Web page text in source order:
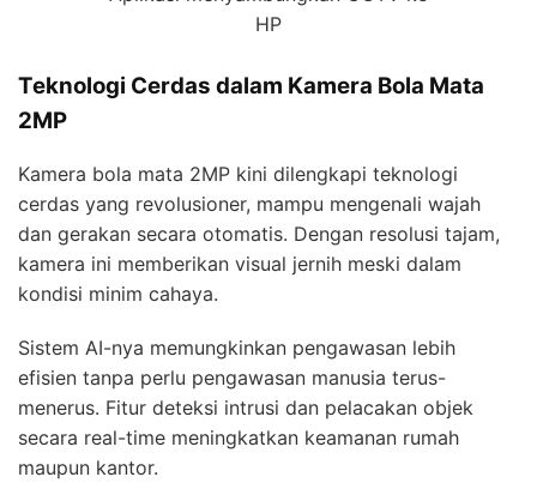
HP
Teknologi Cerdas dalam Kamera Bola Mata
2MP
Kamera bola mata 2MP kini dilengkapi teknologi
cerdas yang revolusioner, mampu mengenali wajah
dan gerakan secara otomatis. Dengan resolusi tajam,
kamera ini memberikan visual jernih meski dalam
kondisi minim cahaya.
Sistem AI-nya memungkinkan pengawasan lebih
efisien tanpa perlu pengawasan manusia terus-
menerus. Fitur deteksi intrusi dan pelacakan objek
secara real-time meningkatkan keamanan rumah
maupun kantor.